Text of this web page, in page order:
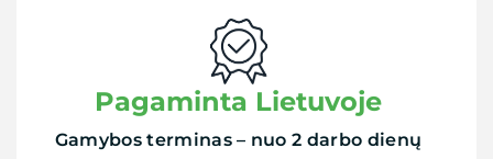
Pagaminta Lietuvoje
Gamybos terminas – nuo 2 darbo dienų